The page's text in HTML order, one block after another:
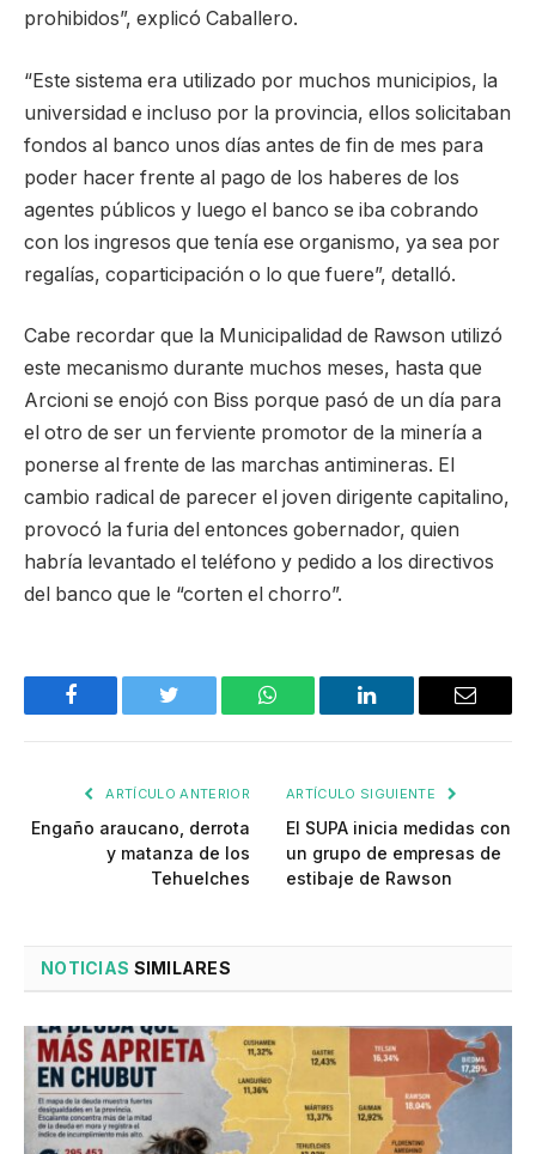
prohibidos”, explicó Caballero.
“Este sistema era utilizado por muchos municipios, la
universidad e incluso por la provincia, ellos solicitaban
fondos al banco unos días antes de fin de mes para
poder hacer frente al pago de los haberes de los
agentes públicos y luego el banco se iba cobrando
con los ingresos que tenía ese organismo, ya sea por
regalías, coparticipación o lo que fuere”, detalló.
Cabe recordar que la Municipalidad de Rawson utilizó
este mecanismo durante muchos meses, hasta que
Arcioni se enojó con Biss porque pasó de un día para
el otro de ser un ferviente promotor de la minería a
ponerse al frente de las marchas antimineras. El
cambio radical de parecer el joven dirigente capitalino,
provocó la furia del entonces gobernador, quien
habría levantado el teléfono y pedido a los directivos
del banco que le “corten el chorro”.
Facebook Twitter WhatsApp LinkedIn Email
ARTÍCULO ANTERIOR
Engaño araucano, derrota
y matanza de los
Tehuelches
ARTÍCULO SIGUIENTE
El SUPA inicia medidas con
un grupo de empresas de
estibaje de Rawson
NOTICIAS SIMILARES